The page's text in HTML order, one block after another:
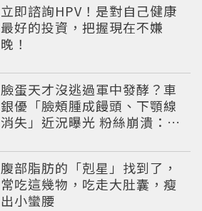
立即諮詢HPV！是對自己健康
最好的投資，把握現在不嫌
晚！
臉蛋天才沒逃過軍中發酵？車
銀優「臉頰腫成饅頭、下顎線
消失」近況曝光 粉絲崩潰：空
腹部脂肪的「剋星」找到了，
常吃這幾物，吃走大肚囊，瘦
出小蠻腰